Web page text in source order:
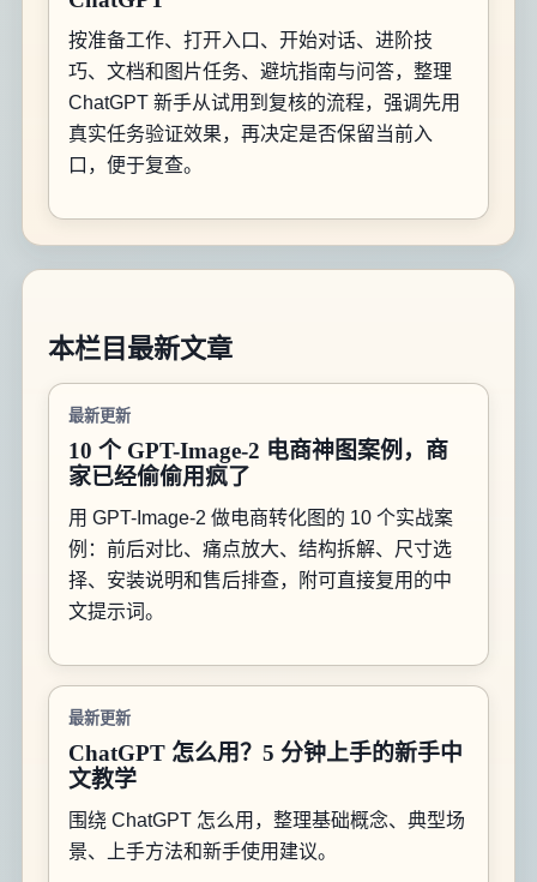
按准备工作、打开入口、开始对话、进阶技
巧、文档和图片任务、避坑指南与问答，整理
ChatGPT 新手从试用到复核的流程，强调先用
真实任务验证效果，再决定是否保留当前入
口，便于复查。
本栏目最新文章
最新更新
10 个 GPT-Image-2 电商神图案例，商
家已经偷偷用疯了
用 GPT-Image-2 做电商转化图的 10 个实战案
例：前后对比、痛点放大、结构拆解、尺寸选
择、安装说明和售后排查，附可直接复用的中
文提示词。
最新更新
ChatGPT 怎么用？5 分钟上手的新手中
文教学
围绕 ChatGPT 怎么用，整理基础概念、典型场
景、上手方法和新手使用建议。